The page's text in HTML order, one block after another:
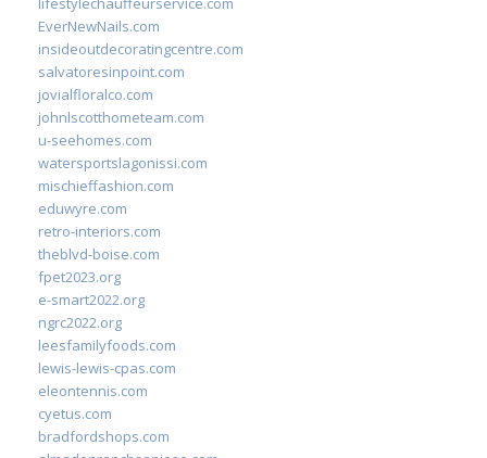
EverNewNails.com
insideoutdecoratingcentre.com
salvatoresinpoint.com
jovialfloralco.com
johnlscotthometeam.com
u-seehomes.com
watersportslagonissi.com
mischieffashion.com
eduwyre.com
retro-interiors.com
theblvd-boise.com
fpet2023.org
e-smart2022.org
ngrc2022.org
leesfamilyfoods.com
lewis-lewis-cpas.com
eleontennis.com
cyetus.com
bradfordshops.com